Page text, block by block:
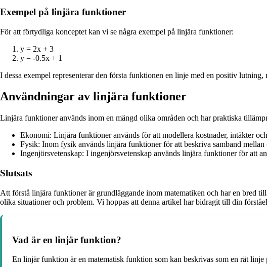
Exempel på linjära funktioner
För att förtydliga konceptet kan vi se några exempel på linjära funktioner:
y = 2x + 3
y = -0.5x + 1
I dessa exempel representerar den första funktionen en linje med en positiv
Användningar av linjära funktioner
Linjära funktioner används inom en mängd olika områden och har praktiska
Ekonomi: Linjära funktioner används för att modellera kostnader, intäkter
Fysik: Inom fysik används linjära funktioner för att beskriva samband
Ingenjörsvetenskap: I ingenjörsvetenskap används linjära funktioner för att
Slutsats
Att förstå linjära funktioner är grundläggande inom matematiken och har en bred
olika situationer och problem. Vi hoppas att denna artikel har bidragit till din
Vad är en linjär funktion?
En linjär funktion är en matematisk funktion som kan beskrivas som en rät